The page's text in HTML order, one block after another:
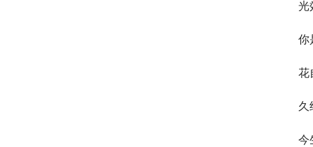
光
你
花
久
今